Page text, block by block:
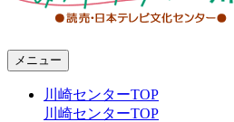
メニュー
川崎センターTOP
川崎センターTOP